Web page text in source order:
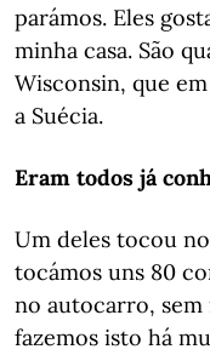
parámos. Eles
minha casa. São
Wisconsin, que
a Suécia.
Eram todos já
Um deles tocou
tocámos uns 80
no autocarro, sem
fazemos isto há